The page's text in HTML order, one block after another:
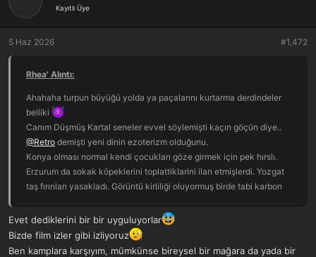
l
e
r
Kayıtlı Üye
5 Haz 2026 #1,472
Rhea' Alıntı:
Ahahaha turpun büyüğü yolda ya paçalarını kurtarma derdindeler
belliki
Canım Düşmüş Kartal seneler evvel söylemişti kaçın göçün diye..
@Retro demişti yeni dinin ezoterizm olduğunu.
Konya olması normal kendi çocukları göze girmek için pek hırslı.
Erzurum da sokak köpeklerini toplattiklarini ilan etmişlerdi. Yozgat
taş fırınları yasakladı. Görüntü kirliliği oluyormuş birde tabi karbon
taş fırından kurtulup kurtaracak iklimi
Bir gün belki aynı karantina kampında denk gelir çiğ köfte partisi
yaparız kimbilir
Evet dediklerini bir bir uyguluyorlar
Bizde film izler gibi izliyoruz
Ben kamplara karşıyım, mümkünse bireysel bir mağara da yada bir